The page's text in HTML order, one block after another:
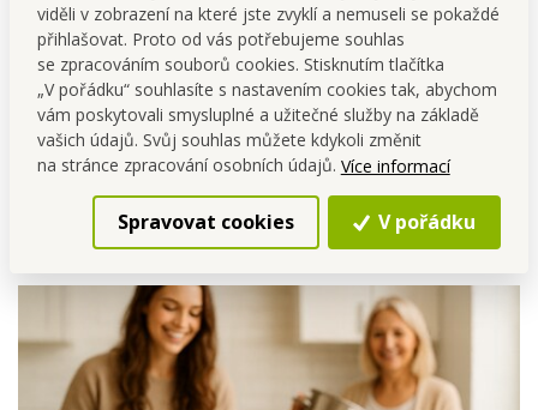
viděli v zobrazení na které jste zvyklí a nemuseli se pokaždé
přihlašovat. Proto od vás potřebujeme souhlas
se zpracováním souborů cookies. Stisknutím tlačítka
„V pořádku“ souhlasíte s nastavením cookies tak, abychom
vám poskytovali smysluplné a užitečné služby na základě
vašich údajů. Svůj souhlas můžete kdykoli změnit
na stránce zpracování osobních údajů. Více informací
Spravovat cookies V pořádku
jídel z pekáče
využiješ ji také na obracení palačinek, omelet, řízků,
bramboráků... Ideální na lasagne, zapékané pokrmy a
nákypy